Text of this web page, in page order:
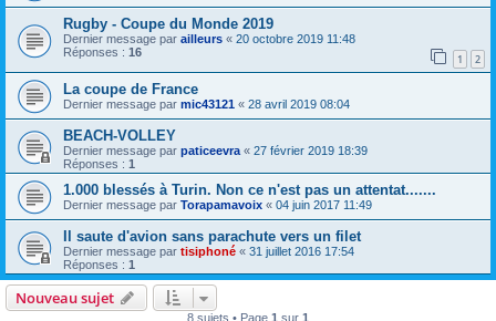
Rugby - Coupe du Monde 2019
Dernier message par ailleurs « 20 octobre 2019 11:48
Réponses : 16 1 2
La coupe de France
Dernier message par mic43121 « 28 avril 2019 08:04
BEACH-VOLLEY
Dernier message par paticeevra « 27 février 2019 18:39
Réponses : 1
1.000 blessés à Turin. Non ce n'est pas un attentat.......
Dernier message par Torapamavoix « 04 juin 2017 11:49
Il saute d'avion sans parachute vers un filet
Dernier message par tisiphoné « 31 juillet 2016 17:54
Réponses : 1
Nouveau sujet
8 sujets • Page 1 sur 1